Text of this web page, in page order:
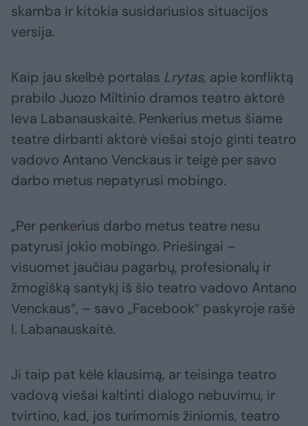
skamba ir kitokia susidariusios situacijos
versija.
Kaip jau skelbė portalas Lrytas, apie konfliktą
prabilo Juozo Miltinio dramos teatro aktorė
Ieva Labanauskaitė. Penkerius metus šiame
teatre dirbanti aktorė viešai stojo ginti teatro
vadovo Antano Venckaus ir teigė per savo
darbo metus nepatyrusi mobingo.
„Per penkerius darbo metus teatre nesu
patyrusi jokio mobingo. Priešingai –
visuomet jaučiau pagarbų, profesionalų ir
žmogišką santykį iš šio teatro vadovo Antano
Venckaus“, – savo „Facebook“ paskyroje rašė
I. Labanauskaitė.
Ji taip pat kėlė klausimą, ar teisinga teatro
vadovą viešai kaltinti dialogo nebuvimu, ir
tvirtino, kad, jos turimomis žiniomis, teatro